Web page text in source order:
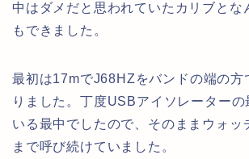
中はダメだと思われていたカリブとな
もできました。
最初は17mでJ68HZをバンドの端の方
りました。丁度USBアイソレーターの
いる最中でしたので、そのままウォッ
まで呼び続けていました。